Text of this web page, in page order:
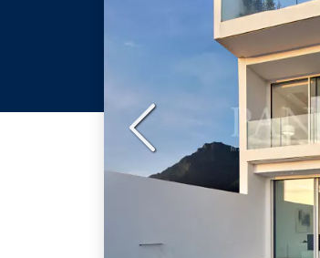
Vorige